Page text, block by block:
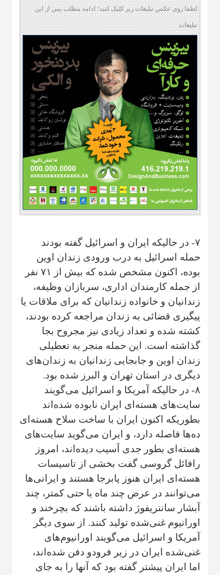
لطفا روی عکس تبلیغات زیر کلیک کنید؛ ادامه مطلب پس از این
تبلیغات
۷- در حالیکه ایران و اسرائیل گفته بودند
حمله اسرائیل به درب ورودی زندان اوین
بوده، اکنون مشخص شده که بیش از ۷۱ نفر
از جمله کارمندان اداری، سربازان وظیفه،
زندانیان و خانواده زندانیان که برای ملاقات یا
پیگیری قضائی به زندان مراجعه کرده بودند،
کشته شده و تعداد زیادی نیز مجروح بجا
گذاشته است. این حمله منجر به تعطیلی
زندان اوین و جابجایی زندانیان به زندان‌های
دیگری در استان تهران و البرز شده بود.
۸- در حالیکه آمریکا و اسرائیل می‌گویند
سایت‌های هسته‌ای ایران نابوده شده‌اند
بطوریکه اکنون ایران با ساخت سلاح هسته‌ای
ده‌ها فاصله دارد، و ایران می‌گوید سایت‌های
هسته‌ای بطور جدی آسیب دیده‌اند، امروز
رافائل گروسی گفت بخشی از تاسیسات
هسته‌ای ایران هنوز پابرجا هستند و ایرانی‌ها
می‌توانند در عرض چند ماه یا حتی کمتر، چند
آبشار سانتریفوژ داشته باشند که بچرخند و
اورانیوم غنی‌شده تولید کنند. از سوی دیگر
آمریکا و اسرائیل می‌گویند اورانیوم‌های
غنی‌شده ایران در زیر فرودو دفن شده‌اند،
اما ایران پیشتر گفته بود که آنها را به جای